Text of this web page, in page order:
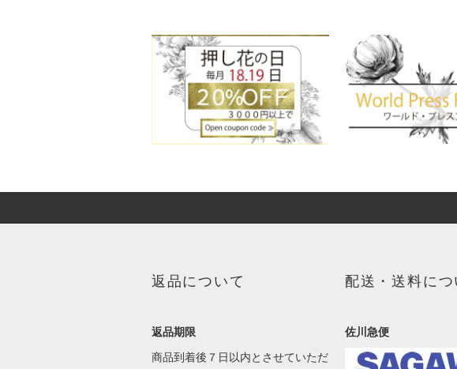
返品について
返品期限
商品到着後７日以内とさせていただ
配送・送料につ
佐川急便